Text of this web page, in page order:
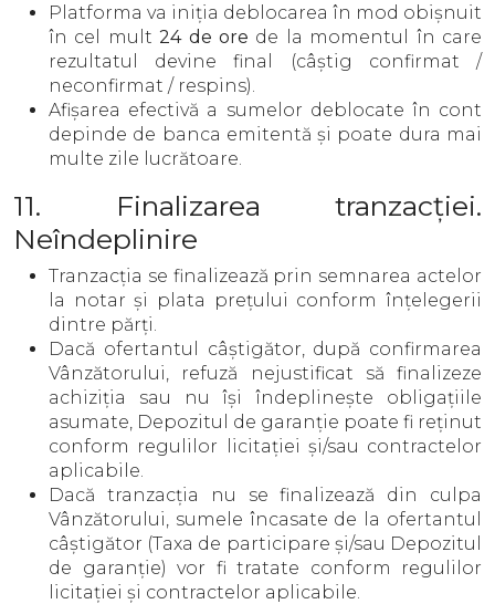
Platforma va iniția deblocarea în mod obișnuit
în cel mult24 de ore de la momentul în care
rezultatul devine final (câștig confirmat /
neconfirmat / respins).
Afișarea efectivă a sumelor deblocate în cont
depinde de banca emitentă și poate dura mai
multe zile lucrătoare.
11. Finalizarea tranzacției.
Neîndeplinire
Tranzacția se finalizează prin semnarea actelor
la notar și plata prețului conform înțelegerii
dintre părți.
Dacă ofertantul câștigător, după confirmarea
Vânzătorului, refuză nejustificat să finalizeze
achiziția sau nu își îndeplinește obligațiile
asumate, Depozitul de garanție poate fi reținut
conform regulilor licitației și/sau contractelor
aplicabile.
Dacă tranzacția nu se finalizează din culpa
Vânzătorului, sumele încasate de la ofertantul
câștigător (Taxa de participare și/sau Depozitul
de garanție) vor fi tratate conform regulilor
licitației și contractelor aplicabile.